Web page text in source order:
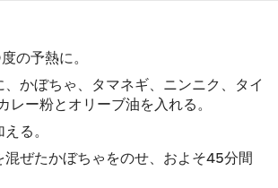
の予熱に。
かぼちゃ、タマネギ、ニンニク、タイ
レー粉とオリーブ油を入れる。
る。
混ぜたかぼちゃをのせ、およそ45分間